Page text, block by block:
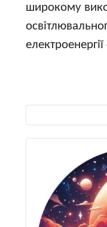
широкому
Виберіть